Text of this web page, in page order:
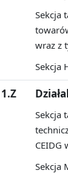
Sekcja
wraz z
Sekcja
Sekcja
CEIDG
Sekcja